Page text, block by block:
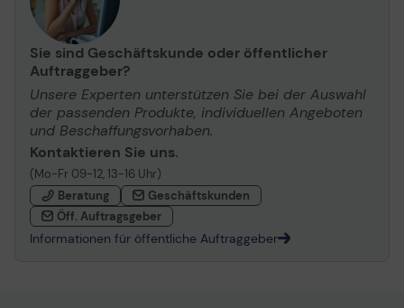
Sie sind Geschäftskunde oder öffentlicher
Auftraggeber?
Unsere Experten unterstützen Sie bei der Auswahl
der passenden Produkte, individuellen Angeboten
und Beschaffungsvorhaben.
Kontaktieren Sie uns.
(Mo-Fr 09-12, 13-16 Uhr)
Beratung
Geschäftskunden
Öff. Auftragsgeber
Informationen für öffentliche Auftraggeber